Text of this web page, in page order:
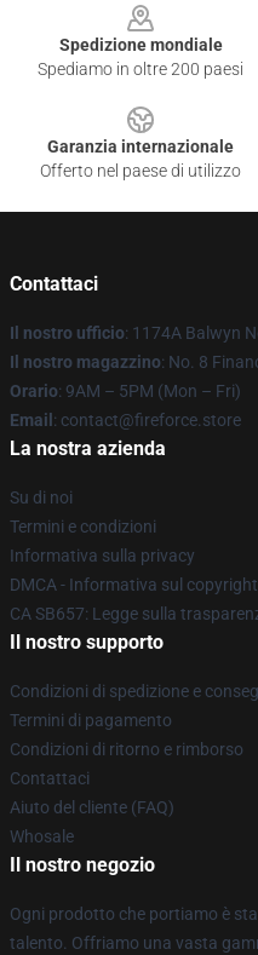
Spedizione mondiale
Spediamo in oltre 200 paesi
Garanzia internazionale
Offerto nel paese di utilizzo
Contattaci
Il nostro ufficio: 1174A Balwyn
Il nostro magazzino: No. 8
Orario: 9AM – 5PM (Mon – Fri)
Email : contact@fireforce.store
La nostra azienda
Su di noi
Termini e condizioni
Informativa sulla privacy
DMCA - Informativa sul copyright
CA SB657: Legge sulla
Il nostro supporto
Condizioni di spedizione e
Termini di pagamento
Condizioni di ritorno e rimborso
Contattaci
Aiuto del cliente (FAQ)
Whosale
Il nostro negozio
Ogni prodotto che portiamo è
talento. Offriamo una vasta